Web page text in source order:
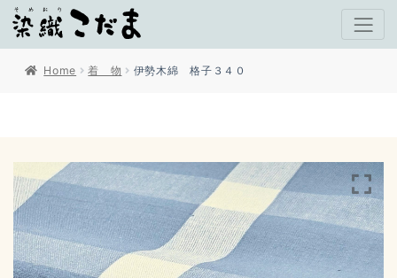
Home 着 物 伊勢木綿 格子３４０